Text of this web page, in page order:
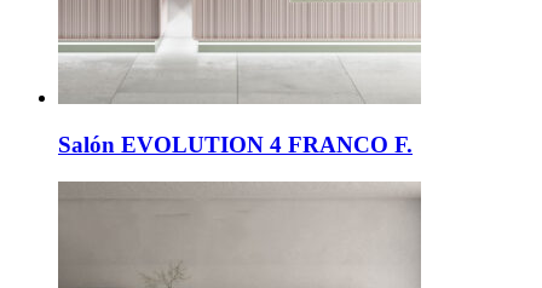
Salón EVOLUTION 4 FRANCO F.